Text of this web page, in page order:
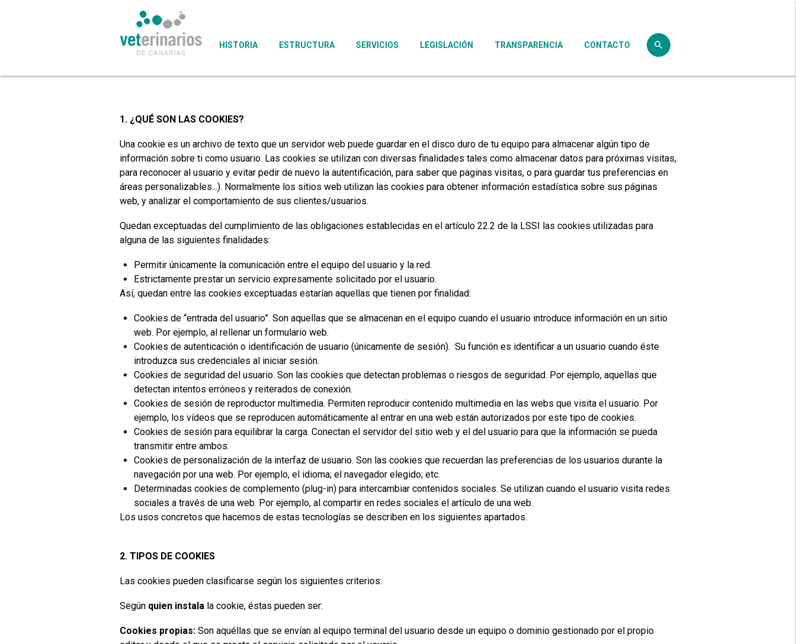
HISTORIA ESTRUCTURA SERVICIOS LEGISLACIÓN TRANSPARENCIA CONTACTO search
clear
search
1. ¿QUÉ SON LAS COOKIES?
Una cookie es un archivo de texto que un servidor web puede guardar en el disco duro de tu equipo para almacenar algún tipo de
información sobre ti como usuario. Las cookies se utilizan con diversas finalidades tales como almacenar datos para próximas visitas,
para reconocer al usuario y evitar pedir de nuevo la autentificación, para saber que paginas visitas, o para guardar tus preferencias en
áreas personalizables...). Normalmente los sitios web utilizan las cookies para obtener información estadística sobre sus páginas
web, y analizar el comportamiento de sus clientes/usuarios.
Quedan exceptuadas del cumplimiento de las obligaciones establecidas en el artículo 22.2 de la LSSI las cookies utilizadas para
alguna de las siguientes finalidades:
Permitir únicamente la comunicación entre el equipo del usuario y la red.
Estrictamente prestar un servicio expresamente solicitado por el usuario.
Así, quedan entre las cookies exceptuadas estarían aquellas que tienen por finalidad:
Cookies de “entrada del usuario”. Son aquellas que se almacenan en el equipo cuando el usuario introduce información en un sitio
web. Por ejemplo, al rellenar un formulario web.
Cookies de autenticación o identificación de usuario (únicamente de sesión). Su función es identificar a un usuario cuando éste
introduzca sus credenciales al iniciar sesión.
Cookies de seguridad del usuario. Son las cookies que detectan problemas o riesgos de seguridad. Por ejemplo, aquellas que
detectan intentos erróneos y reiterados de conexión.
Cookies de sesión de reproductor multimedia. Permiten reproducir contenido multimedia en las webs que visita el usuario. Por
ejemplo, los vídeos que se reproducen automáticamente al entrar en una web están autorizados por este tipo de cookies.
Cookies de sesión para equilibrar la carga. Conectan el servidor del sitio web y el del usuario para que la información se pueda
transmitir entre ambos.
Cookies de personalización de la interfaz de usuario. Son las cookies que recuerdan las preferencias de los usuarios durante la
navegación por una web. Por ejemplo, el idioma; el navegador elegido; etc.
Determinadas cookies de complemento (plug-in) para intercambiar contenidos sociales. Se utilizan cuando el usuario visita redes
sociales a través de una web. Por ejemplo, al compartir en redes sociales el artículo de una web.
Los usos concretos que hacemos de estas tecnologías se describen en los siguientes apartados.
2. TIPOS DE COOKIES
Las cookies pueden clasificarse según los siguientes criterios:
Según quien instalala cookie, éstas pueden ser:
Cookies propias:Son aquéllas que se envían al equipo terminal del usuario desde un equipo o dominio gestionado por el propio